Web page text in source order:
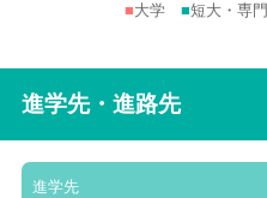
■大学 ■短大・専門
進学先・進路先
進学先